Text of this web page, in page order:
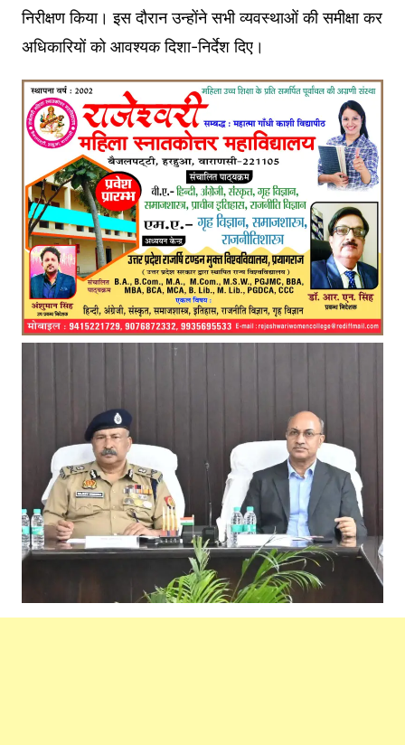
निरीक्षण किया। इस दौरान उन्होंने सभी व्यवस्थाओं की समीक्षा कर
अधिकारियों को आवश्यक दिशा-निर्देश दिए।